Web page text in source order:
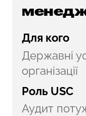
Для кого
Державні
організації
Роль USC
Аудит